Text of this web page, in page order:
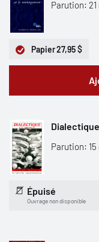
Parution: 21
Papier27,95 $
Parution: 15
Épuisé
Ouvrage non disponible